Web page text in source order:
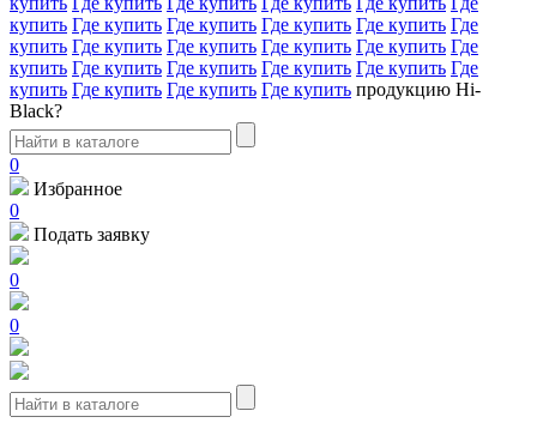
купить Где купить Где купить Где купить Где купить Где
купить Где купить Где купить Где купить Где купить Где
купить Где купить Где купить Где купить Где купить Где
купить Где купить Где купить Где купить продукцию Hi-
Black?
0
Избранное
0
Подать заявку
0
0